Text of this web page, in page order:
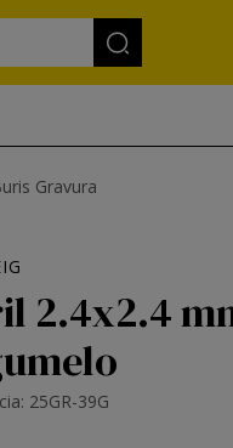
Gravura
2.4x2.4
25GR-39G